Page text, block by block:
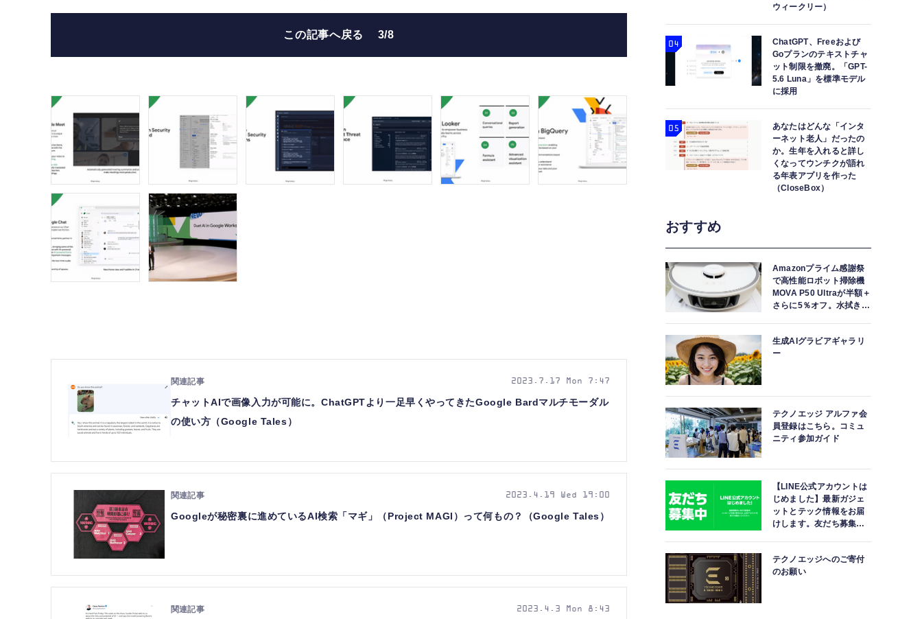
この記事へ戻る 3/8
チャットAIで画像入力が可能に。ChatGPTより一足早くやってきたGoogle Bardマルチモーダル
の使い方（Google Tales）
2023.7.17 Mon 7:47
Googleが秘密裏に進めているAI検索「マギ」（Project MAGI）って何もの？（Google Tales）
2023.4.19 Wed 19:00
2023.4.3 Mon 8:43
ウィークリー）
ChatGPT、Freeおよび
Goプランのテキストチャ
ット制限を撤廃。「GPT-
5.6 Luna」を標準モデル
に採用
あなたはどんな「インタ
ーネット老人」だったの
か。生年を入れると詳し
くなってウンチクが語れ
る年表アプリを作った
（CloseBox）
おすすめ
Amazonプライム感謝祭
で高性能ロボット掃除機
MOVA P50 Ultraが半額＋
さらに5％オフ。水拭きモ
生成AIグラビアギャラリ
ー
テクノエッジ アルファ会
員登録はこちら。コミュ
ニティ参加ガイド
【LINE公式アカウントは
じめました】最新ガジェ
ットとテック情報をお届
けします。友だち募集
テクノエッジへのご寄付
のお願い